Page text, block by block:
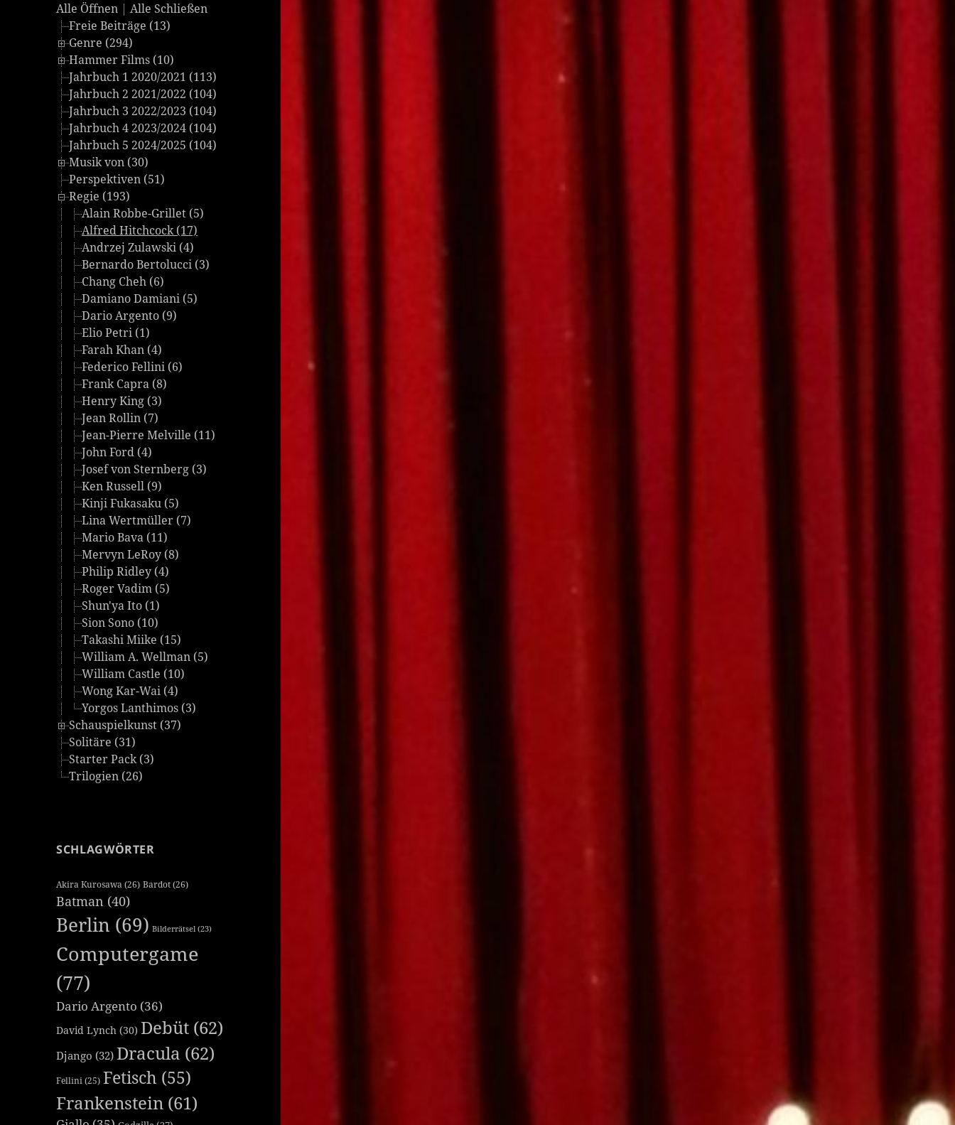
Alle Öffnen |Alle Schließen
Freie Beiträge (13)
Genre (294)
Hammer Films (10)
Jahrbuch 1 2020/2021 (113)
Jahrbuch 2 2021/2022 (104)
Jahrbuch 3 2022/2023 (104)
Jahrbuch 4 2023/2024 (104)
Jahrbuch 5 2024/2025 (104)
Musik von (30)
Perspektiven (51)
Regie (193)
Alain Robbe-Grillet (5)
Alfred Hitchcock (17)
Andrzej Zulawski (4)
Bernardo Bertolucci (3)
Chang Cheh (6)
Damiano Damiani (5)
Dario Argento (9)
Elio Petri (1)
Farah Khan (4)
Federico Fellini (6)
Frank Capra (8)
Henry King (3)
Jean Rollin (7)
Jean-Pierre Melville (11)
John Ford (4)
Josef von Sternberg (3)
Ken Russell (9)
Kinji Fukasaku (5)
Lina Wertmüller (7)
Mario Bava (11)
Mervyn LeRoy (8)
Philip Ridley (4)
Roger Vadim (5)
Shun'ya Ito (1)
Sion Sono (10)
Takashi Miike (15)
William A. Wellman (5)
William Castle (10)
Wong Kar-Wai (4)
Yorgos Lanthimos (3)
Schauspielkunst (37)
Solitäre (31)
Starter Pack (3)
Trilogien (26)
SCHLAGWÖRTER
Akira Kurosawa (26) Bardot(26)
Batman (40)
Berlin (69) Bilderrätsel (23)
Computergame
(77)
Dario Argento (36)
David Lynch (30) Debüt (62)
Django (32) Dracula (62)
Fellini (25) Fetisch (55)
Frankenstein (61)